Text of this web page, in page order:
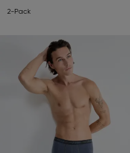
2-Pack